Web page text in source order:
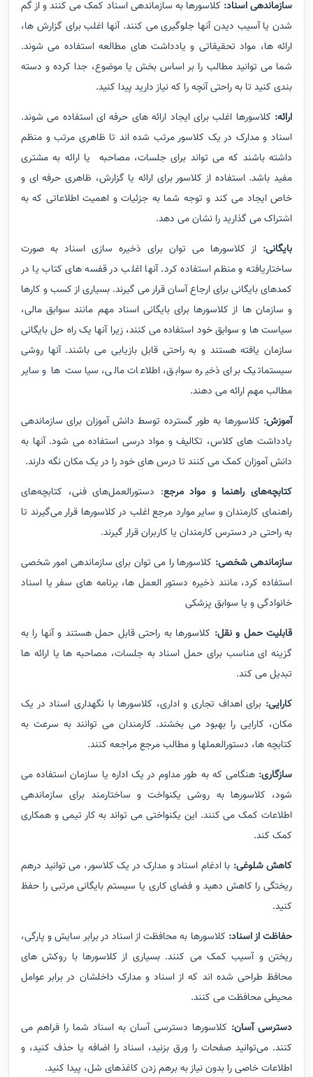
سازماندهی اسناد: کلاسورها به سازماندهی اسناد کمک می کنند و از گم
شدن یا آسیب دیدن آنها جلوگیری می کنند. آنها اغلب برای گزارش ها،
ارائه ها، مواد تحقیقاتی و یادداشت های مطالعه استفاده می شوند.
شما می توانید مطالب را بر اساس بخش یا موضوع، جدا کرده و دسته
بندی کنید تا به راحتی آنچه را که نیاز دارید پیدا کنید.
ارائه: کلاسورها اغلب برای ایجاد ارائه های حرفه ای استفاده می شوند.
اسناد و مدارک در یک کلاسور مرتب شده اند تا ظاهری مرتب و منظم
داشته باشند که می تواند برای جلسات، مصاحبه یا ارائه به مشتری
مفید باشد. استفاده از کلاسور برای ارائه یا گزارش، ظاهری حرفه ای و
خاص ایجاد می کند و توجه شما به جزئیات و اهمیت اطلاعاتی که به
اشتراک می گذارید را نشان می دهد.
بایگانی: از کلاسورها می توان برای ذخیره سازی اسناد به صورت
ساختاریافته و منظم استفاده کرد. آنها اغلب در قفسه های کتاب یا در
کمدهای بایگانی برای ارجاع آسان قرار می گیرند. بسیاری از کسب و کارها
و سازمان ها از کلاسورها برای بایگانی اسناد مهم مانند سوابق مالی،
سیاست ها و سوابق خود استفاده می کنند، زیرا آنها یک راه حل بایگانی
سازمان یافته هستند و به راحتی قابل بازیابی می باشند. آنها روشی
سیستماتیک برای ذخیره سوابق، اطلاعات مالی، سیاست ها و سایر
مطالب مهم ارائه می دهند.
آموزش: کلاسورها به طور گسترده توسط دانش آموزان برای سازماندهی
یادداشت های کلاس، تکالیف و مواد درسی استفاده می شود. آنها به
دانش آموزان کمک می کنند تا درس های خود را در یک مکان نگه دارند.
کتابچه‌های راهنما و مواد مرجع: دستورالعمل‌های فنی، کتابچه‌های
راهنمای کارمندان و سایر موارد مرجع اغلب در کلاسورها قرار می‌گیرند تا
به راحتی در دسترس کارمندان یا کاربران قرار گیرند.
سازماندهی شخصی: کلاسورها را می توان برای سازماندهی امور شخصی
استفاده کرد، مانند ذخیره دستور العمل ها، برنامه های سفر یا اسناد
خانوادگی و یا سوابق پزشکی
قابلیت حمل و نقل: کلاسورها به راحتی قابل حمل هستند و آنها را به
گزینه ای مناسب برای حمل اسناد به جلسات، مصاحبه ها یا ارائه ها
تبدیل می کند.
کارایی: برای اهداف تجاری و اداری، کلاسورها با نگهداری اسناد در یک
مکان، کارایی را بهبود می بخشند. کارمندان می توانند به سرعت به
کتابچه ها، دستورالعملها و مطالب مرجع مراجعه کنند.
سازگاری: هنگامی که به طور مداوم در یک اداره یا سازمان استفاده می
شود، کلاسورها به روشی یکنواخت و ساختارمند برای سازماندهی
اطلاعات کمک می کنند. این یکنواختی می تواند به کار تیمی و همکاری
کمک کند.
کاهش شلوغی: با ادغام اسناد و مدارک در یک کلاسور، می توانید درهم
ریختگی را کاهش دهید و فضای کاری یا سیستم بایگانی مرتبی را حفظ
کنید.
حفاظت از اسناد: کلاسورها به محافظت از اسناد در برابر سایش و پارگی،
ریختن و آسیب کمک می کنند. بسیاری از کلاسورها با روکش های
محافظ طراحی شده اند که از اسناد و مدارک داخلشان در برابر عوامل
محیطی محافظت می کنند.
دسترسی آسان: کلاسورها دسترسی آسان به اسناد شما را فراهم می
کنند. می‌توانید صفحات را ورق بزنید، اسناد را اضافه یا حذف کنید، و
اطلاعات خاصی را بدون نیاز به برهم زدن کاغذهای شل، پیدا کنید.